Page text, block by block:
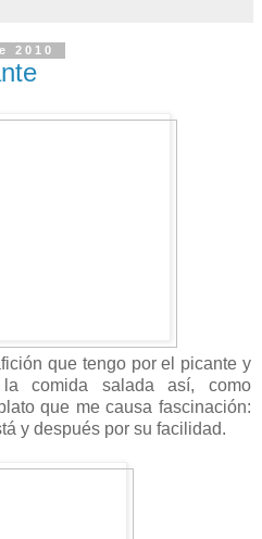
2010
que tengo por el picante y
comida salada así, como
que me causa fascinación:
y después por su facilidad.